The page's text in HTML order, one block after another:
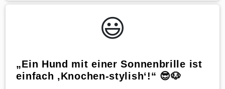
😃️
„Ein Hund mit einer Sonnenbrille ist
einfach ‚Knochen-stylish‘!“ 😎🐶